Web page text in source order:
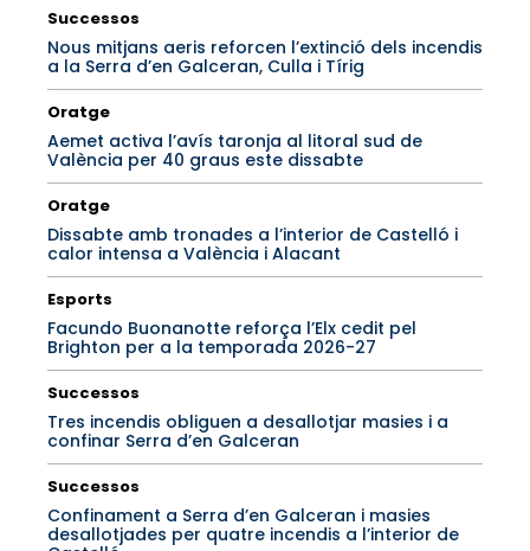
Successos
Nous mitjans aeris reforcen l’extinció dels incendis
a la Serra d’en Galceran, Culla i Tírig
Oratge
Aemet activa l’avís taronja al litoral sud de
València per 40 graus este dissabte
Oratge
Dissabte amb tronades a l’interior de Castelló i
calor intensa a València i Alacant
Esports
Facundo Buonanotte reforça l’Elx cedit pel
Brighton per a la temporada 2026-27
Successos
Tres incendis obliguen a desallotjar masies i a
confinar Serra d’en Galceran
Successos
Confinament a Serra d’en Galceran i masies
desallotjades per quatre incendis a l’interior de